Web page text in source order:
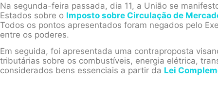
Na segunda-feira passada, dia 11, a União se
Estados sobre o Imposto sobre Circulação de
Todos os pontos apresentados foram negados pelo
entre os poderes.
Em seguida, foi apresentada uma contraproposta
tributárias sobre os combustíveis, energia elétrica,
considerados bens essenciais a partir da Lei